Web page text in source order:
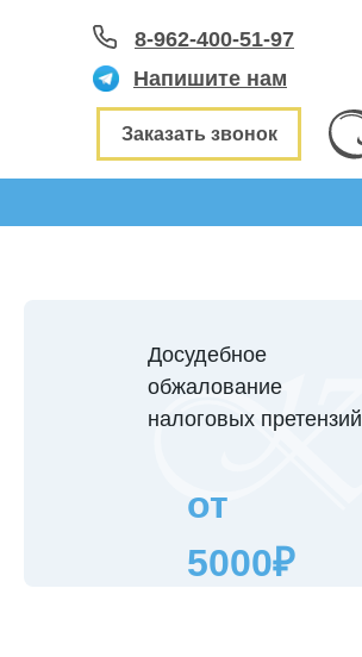
8-962-400-51-97
Напишите нам
Заказать звонок
Досудебное
обжалование
налоговых претензий
от
5000₽